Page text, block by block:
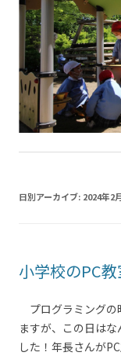
日別アーカイブ: 2024年2
小学校のPC
プログラミングの
ますが、この日は
した！年長さんが